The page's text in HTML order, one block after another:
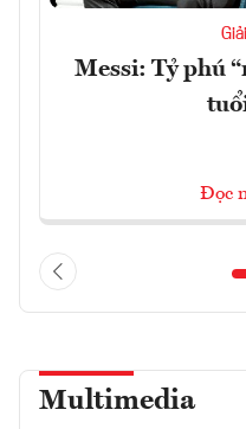
Messi: Tỷ phú
Đọc
Multimedia